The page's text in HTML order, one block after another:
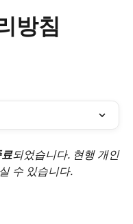
방침
되었습니다. 현행 개인
수 있습니다.